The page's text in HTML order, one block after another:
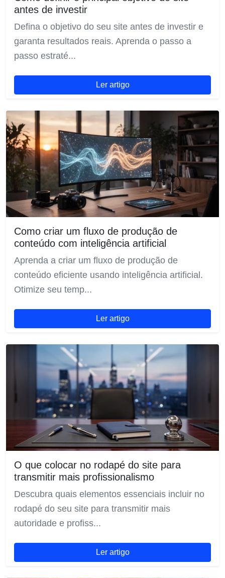
antes de investir
Defina o objetivo do seu site antes de investir e
garanta resultados reais. Aprenda o passo a
passo estraté...
Ler artigo
Como criar um fluxo de produção de
conteúdo com inteligência artificial
Aprenda a criar um fluxo de produção de
conteúdo eficiente usando inteligência artificial.
Otimize seu temp...
Ler artigo
O que colocar no rodapé do site para
transmitir mais profissionalismo
Descubra quais elementos essenciais incluir no
rodapé do seu site para transmitir mais
autoridade e profiss...
Ler artigo